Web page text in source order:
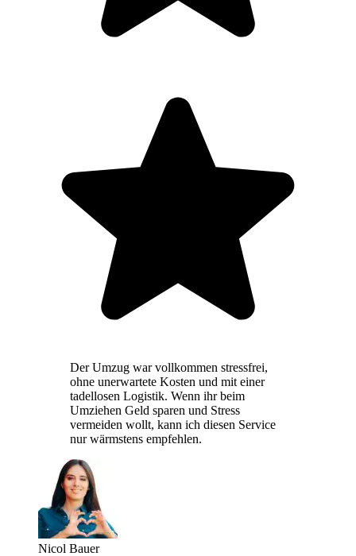
Der Umzug war vollkommen stressfrei,
ohne unerwartete Kosten und mit einer
tadellosen Logistik. Wenn ihr beim
Umziehen Geld sparen und Stress
vermeiden wollt, kann ich diesen Service
nur wärmstens empfehlen.
Nicol Bauer